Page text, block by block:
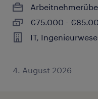
€75.000 -
IT,
4. August 2026